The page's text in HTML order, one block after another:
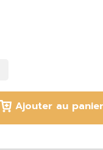
Ajouter au panier